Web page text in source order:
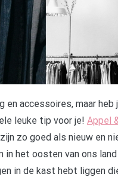
en accessoires, maar
leuke tip voor je! Appel
zo goed als nieuw en
het oosten van ons
in de kast hebt liggen